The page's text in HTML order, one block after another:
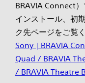
BRAVIA Connect
インストール、初
ク先ページをご覧
Sony | BRAVIA
Quad / BRAVIA
/ BRAVIA Theatre